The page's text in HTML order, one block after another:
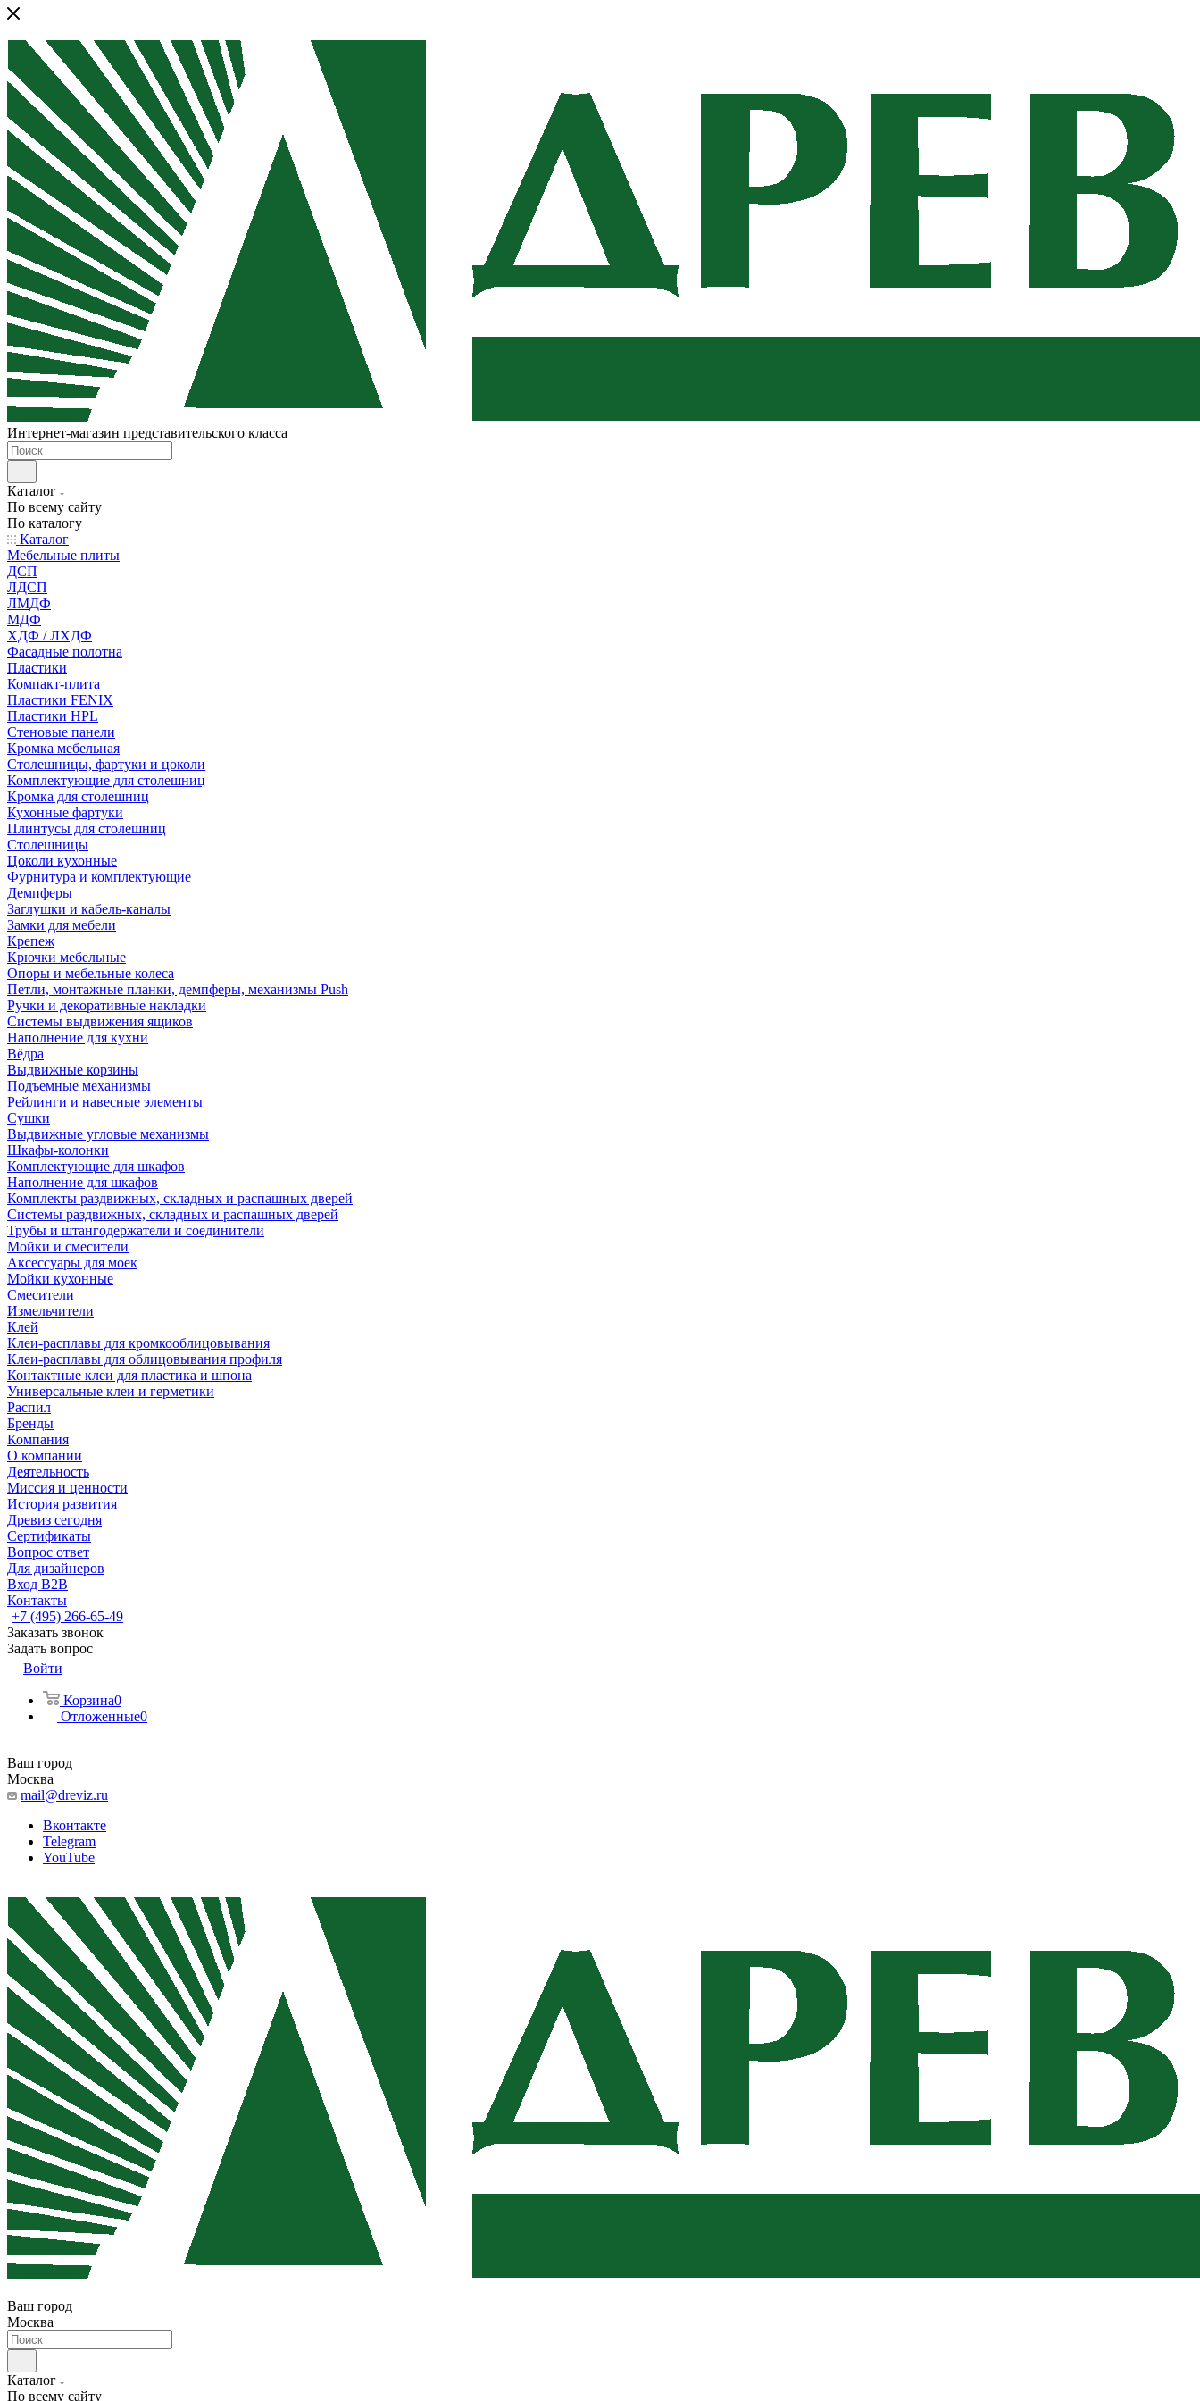
Интернет-магазин представительского класса
Каталог
По всему сайту
По каталогу
Каталог
Мебельные плиты
ДСП
ЛДСП
ЛМДФ
МДФ
ХДФ / ЛХДФ
Фасадные полотна
Пластики
Компакт-плита
Пластики FENIX
Пластики HPL
Стеновые панели
Кромка мебельная
Столешницы, фартуки и цоколи
Комплектующие для столешниц
Кромка для столешниц
Кухонные фартуки
Плинтусы для столешниц
Столешницы
Цоколи кухонные
Фурнитура и комплектующие
Демпферы
Заглушки и кабель-каналы
Замки для мебели
Крепеж
Крючки мебельные
Опоры и мебельные колеса
Петли, монтажные планки, демпферы, механизмы Push
Ручки и декоративные накладки
Системы выдвижения ящиков
Наполнение для кухни
Вёдра
Выдвижные корзины
Подъемные механизмы
Рейлинги и навесные элементы
Сушки
Выдвижные угловые механизмы
Шкафы-колонки
Комплектующие для шкафов
Наполнение для шкафов
Комплекты раздвижных, складных и распашных дверей
Системы раздвижных, складных и распашных дверей
Трубы и штангодержатели и соединители
Мойки и смесители
Аксессуары для моек
Мойки кухонные
Смесители
Измельчители
Клей
Клеи-расплавы для кромкооблицовывания
Клеи-расплавы для облицовывания профиля
Контактные клеи для пластика и шпона
Универсальные клеи и герметики
Распил
Бренды
Компания
О компании
Деятельность
Миссия и ценности
История развития
Древиз сегодня
Сертификаты
Вопрос ответ
Для дизайнеров
Вход B2B
Контакты
+7 (495) 266-65-49
Заказать звонок
Задать вопрос
Войти
Корзина0
Отложенные0
Ваш город
Москва
mail@dreviz.ru
Вконтакте
Telegram
YouTube
Ваш город
Москва
Каталог
По всему сайту